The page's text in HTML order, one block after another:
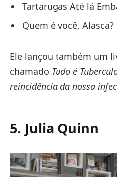
Tartarugas Até lá
Quem é você, Alasca?
Ele lançou também um
chamado Tudo é
reincidência da nossa
5. Julia Quinn